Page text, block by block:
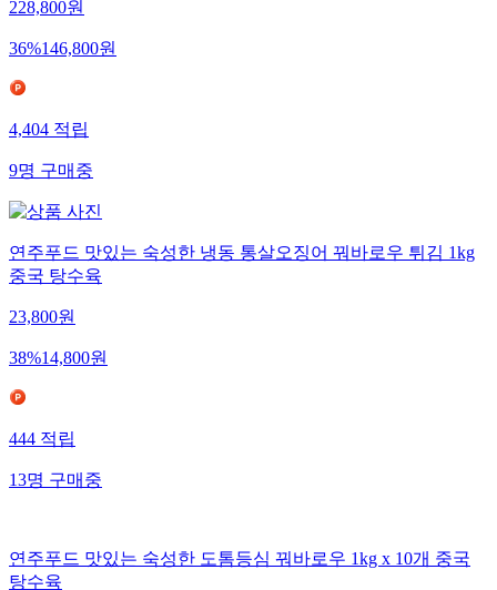
228,800원
36%146,800원
4,404적립
9명구매중
연주푸드 맛있는 숙성한 냉동 통살오징어 꿔바로우 튀김 1kg
중국 탕수육
23,800원
38%14,800원
444적립
13명구매중
연주푸드 맛있는 숙성한 도톰등심 꿔바로우 1kg x 10개 중국